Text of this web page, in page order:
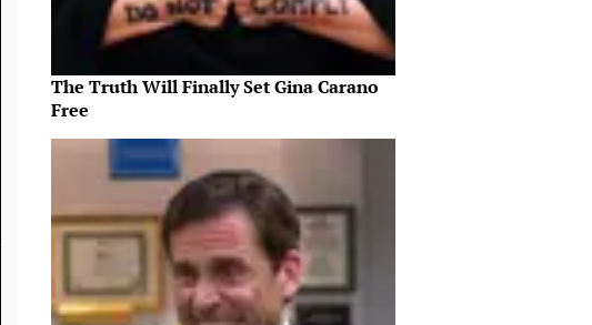
The Truth Will Finally Set Gina Carano
Free